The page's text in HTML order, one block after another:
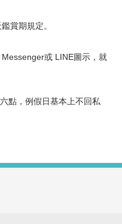
賞期規定。
或 LINE圖示，就
點，例假日基本上不回私